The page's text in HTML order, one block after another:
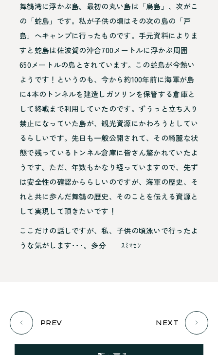
舞鶴湾に浮かぶ島。最初の丸い島は「烏島」、次がこ
の「蛇島」です。私が子供の頃はその次の島の「戸
島」へキャンプに行ったものです。手元資料によりま
すと蛇島は佐波賀の沖合700メートルに浮かぶ周囲
650メートルの島とされています。この蛇島が今熱い
ようです！というのも、今から約100年前に海軍が島
に4本のトンネルを建造しガソリンを保管する倉庫と
して終戦まで利用していたのです。ずうっと立ち入り
禁止になっていた島が、観光資源にかわろうとしてい
るらしいです。先日も一般公開されて、その綺麗な状
態で残っているトンネル倉庫に皆さん驚かれていたよ
うです。ただ、年数もかなり経っていますので、先ず
は安全性の確認かららしいのですが、海軍の歴史、そ
れと共に歩んだ舞鶴の歴史、そのことを伝える資源と
して実現して頂きたいです！
ここだけの話しですが、私、子供の頃泳いで行ったよ
うな気がします･･･。多分 ｽﾐﾏｾﾝ
PREV NEXT